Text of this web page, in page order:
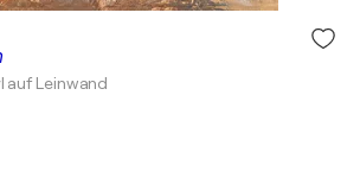
auf Leinwand